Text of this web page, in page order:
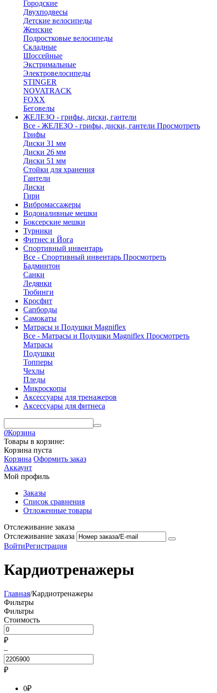
Городские
Двухподвесы
Детские велосипеды
Женские
Подростковые велосипеды
Складные
Шоссейные
Экстримальные
Электровелосипеды
STINGER
NOVATRACK
FOXX
Беговелы
ЖЕЛЕЗО - грифы, диски, гантели
Все - ЖЕЛЕЗО - грифы, диски, гантели Просмотреть
Грифы
Диски 31 мм
Диски 26 мм
Диски 51 мм
Стойки для хранения
Гантели
Диски
Гири
Вибромассажеры
Водоналивные мешки
Боксерские мешки
Турники
Фитнес и Йога
Спортивный инвентарь
Все - Спортивный инвентарь Просмотреть
Бадминтон
Санки
Ледянки
Тюбинги
Кросфит
Сапборды
Самокаты
Матрасы и Подушки Magniflex
Все - Матрасы и Подушки Magniflex Просмотреть
Матрасы
Подушки
Топперы
Чехлы
Пледы
Микроскопы
Аксессуары для тренажеров
Аксессуары для фитнеса
0Корзина
Товары в корзине:
Корзина пуста
Корзина Оформить заказ
Аккаунт
Мой профиль
Заказы
Список сравнения
Отложенные товары
Отслеживание заказа
Отслеживание заказа
ВойтиРегистрация
Кардиотренажеры
Главная/Кардиотренажеры
Фильтры
Фильтры
Стоимость
₽
–
₽
0₽